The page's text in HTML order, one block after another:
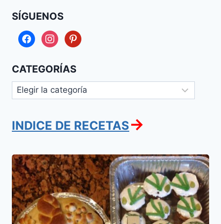
SÍGUENOS
facebookinstagrampinterest
CATEGORÍAS
Categorías
INDICE DE RECETAS→
Jalot
y
cupcakes
para
Sukot